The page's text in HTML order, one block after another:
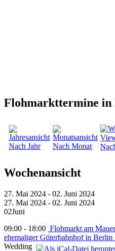
Flohmarkttermine in
Nach Jahr Nach Monat
Wochenansicht
27. Mai 2024 - 02. Juni 2024
27. Mai 2024 - 02. Juni 2024
02Juni
09:00 - 18:00 Flohmarkt am
ehemaliger Güterbahnhof in Berlin
Wedding